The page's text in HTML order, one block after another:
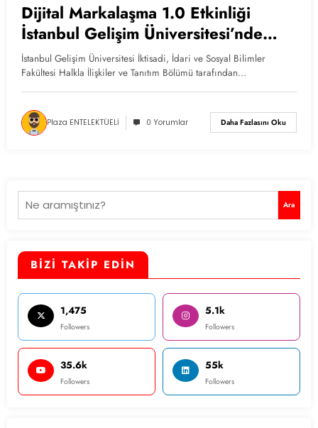
Dijital Markalaşma 1.0 Etkinliği
İstanbul Gelişim Üniversitesi’nde
Gerçekleşti
İstanbul Gelişim Üniversitesi İktisadi, İdari ve Sosyal Bilimler
Fakültesi Halkla İlişkiler ve Tanıtım Bölümü tarafından…
Plaza ENTELEKTÜELİ 0 Yorumlar Daha Fazlasını Oku
Ara Ara
BİZİ TAKİP EDİN
1,475
Followers
5.1k
Followers
35.6k
Followers
55k
Followers